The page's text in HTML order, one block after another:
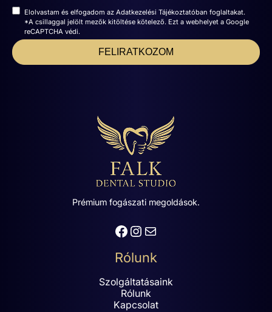
Elolvastam és elfogadom az Adatkezelési Tájékoztatóban foglaltakat.
*A csillaggal jelölt mezők kitöltése kötelező. Ezt a webhelyet a Google
reCAPTCHA védi.
FELIRATKOZOM
Prémium fogászati megoldások.
Facebook Instagram Mail
Rólunk
Szolgáltatásaink
Rólunk
Kapcsolat